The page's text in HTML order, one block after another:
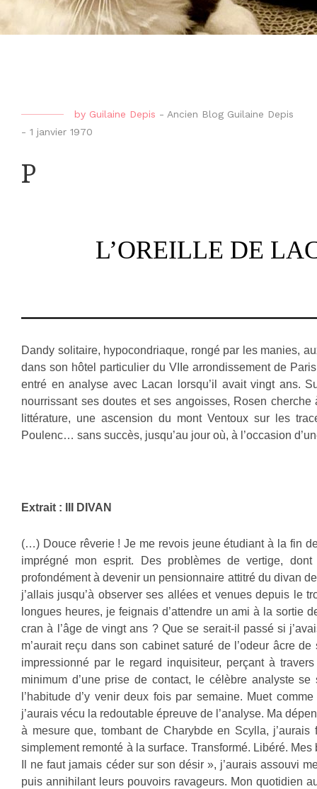
by Guilaine Depis - Ancien Blog Guilaine Depis
- 1 janvier 1970
P
L’OREILLE DE
Dandy solitaire, hypocondriaque, rongé par les manies,
dans son hôtel particulier du VIIe arrondissement de
entré en analyse avec Lacan lorsqu’il avait vingt ans.
nourrissant ses doutes et ses angoisses, Rosen
littérature, une ascension du mont Ventoux sur les
Poulenc… sans succès, jusqu’au jour où, à l’occasion
Extrait : III DIVAN
(…) Douce rêverie ! Je me revois jeune étudiant à la fin
imprégné mon esprit. Des problèmes de vertige,
profondément à devenir un pensionnaire attitré du divan
j’allais jusqu’à observer ses allées et venues depuis le
longues heures, je feignais d’attendre un ami à la sortie
cran à l’âge de vingt ans ? Que se serait-il passé si
m’aurait reçu dans son cabinet saturé de l’odeur âcre
impressionné par le regard inquisiteur, perçant à
minimum d’une prise de contact, le célèbre analyste
l’habitude d’y venir deux fois par semaine. Muet
j’aurais vécu la redoutable épreuve de l’analyse. Ma
à mesure que, tombant de Charybde en Scylla,
simplement remonté à la surface. Transformé. Libéré.
Il ne faut jamais céder sur son désir », j’aurais assouvi
puis annihilant leurs pouvoirs ravageurs. Mon quotidien